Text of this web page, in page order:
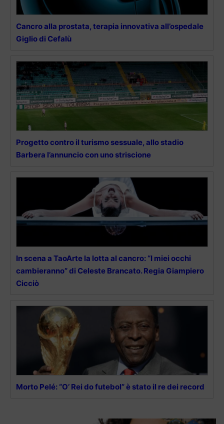
Cancro alla prostata, terapia innovativa all’ospedale
Giglio di Cefalù
Progetto contro il turismo sessuale, allo stadio
Barbera l’annuncio con uno striscione
In scena a TaoArte la lotta al cancro: “I miei occhi
cambieranno” di Celeste Brancato. Regia Giampiero
Cicciò
Morto Pelé: “O’ Rei do futebol” è stato il re dei record